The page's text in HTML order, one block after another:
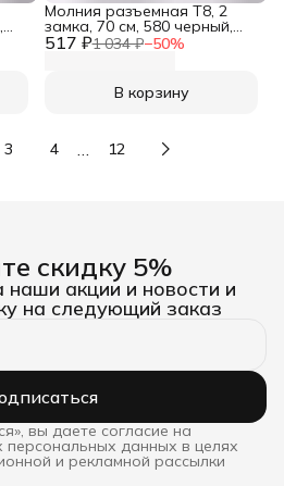
517 ₽1 034 ₽−50%
Молния разъемная Т8, 2
замка, 70 см, 580 черный,
Айрис
В корзину
3 4 … 12
скидку 5%
акции и новости и
на следующий заказ
вы даете согласие на
персональных данных в целях
и рекламной рассылки